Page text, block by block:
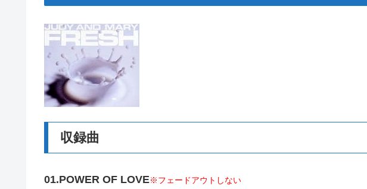
収録曲
01.POWER OF LOVE※フェードアウトしない